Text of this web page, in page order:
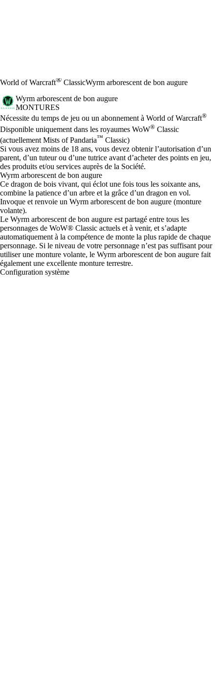
World of Warcraft® ClassicWyrm arborescent de bon augure
Wyrm arborescent de bon augure
MONTURES
Prix
Available actions
Nécessite du temps de jeu ou un abonnement à World of Warcraft®
Disponible uniquement dans les royaumes WoW® Classic
(actuellement Mists of Pandaria™ Classic)
Si vous avez moins de 18 ans, vous devez obtenir l’autorisation d’un
parent, d’un tuteur ou d’une tutrice avant d’acheter des points en jeu,
des produits et/ou services auprès de la Société.
Wyrm arborescent de bon augure
Ce dragon de bois vivant, qui éclot une fois tous les soixante ans,
combine la patience d’un arbre et la grâce d’un dragon en vol.
Invoque et renvoie un Wyrm arborescent de bon augure (monture
volante).
Le Wyrm arborescent de bon augure est partagé entre tous les
personnages de WoW® Classic actuels et à venir, et s’adapte
automatiquement à la compétence de monte la plus rapide de chaque
personnage. Si le niveau de votre personnage n’est pas suffisant pour
utiliser une monture volante, le Wyrm arborescent de bon augure fait
également une excellente monture terrestre.
Configuration système